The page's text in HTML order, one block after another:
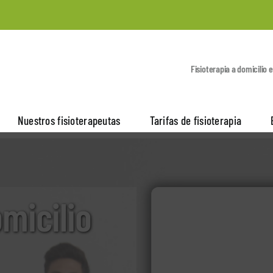
Fisioterapia a domicilio
Nuestros fisioterapeutas Tarifas de fisioterapia